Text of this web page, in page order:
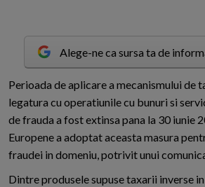
Alege-ne ca sursa ta de
Perioada de aplicare a mecanismului de
legatura cu operatiunile cu bunuri si
de frauda a fost extinsa pana la 30 iunie
Europene a adoptat aceasta masura
fraudei in domeniu, potrivit unui
Dintre produsele supuse taxarii inverse